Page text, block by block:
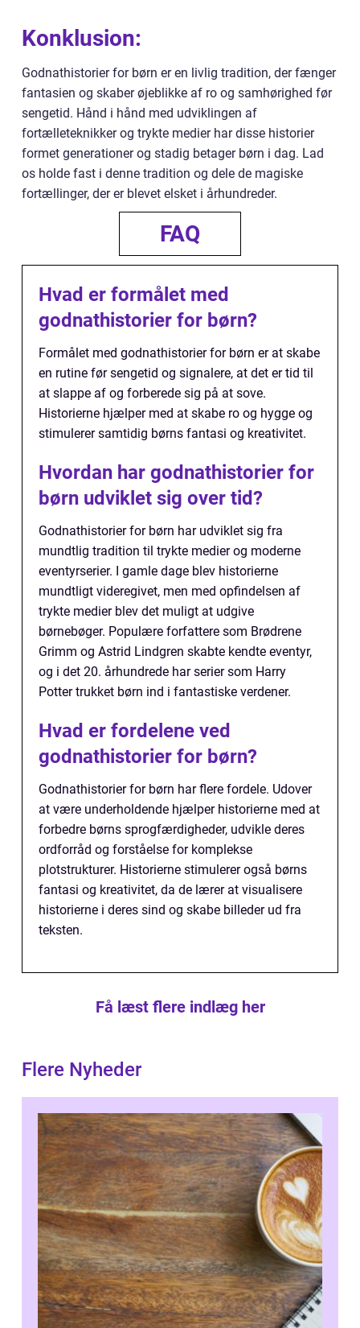
Konklusion:
Godnathistorier for børn er en livlig tradition, der fænger
fantasien og skaber øjeblikke af ro og samhørighed før
sengetid. Hånd i hånd med udviklingen af
fortælleteknikker og trykte medier har disse historier
formet generationer og stadig betager børn i dag. Lad
os holde fast i denne tradition og dele de magiske
fortællinger, der er blevet elsket i århundreder.
FAQ
Hvad er formålet med
godnathistorier for børn?
Formålet med godnathistorier for børn er at skabe
en rutine før sengetid og signalere, at det er tid til
at slappe af og forberede sig på at sove.
Historierne hjælper med at skabe ro og hygge og
stimulerer samtidig børns fantasi og kreativitet.
Hvordan har godnathistorier for
børn udviklet sig over tid?
Godnathistorier for børn har udviklet sig fra
mundtlig tradition til trykte medier og moderne
eventyrserier. I gamle dage blev historierne
mundtligt videregivet, men med opfindelsen af
trykte medier blev det muligt at udgive
børnebøger. Populære forfattere som Brødrene
Grimm og Astrid Lindgren skabte kendte eventyr,
og i det 20. århundrede har serier som Harry
Potter trukket børn ind i fantastiske verdener.
Hvad er fordelene ved
godnathistorier for børn?
Godnathistorier for børn har flere fordele. Udover
at være underholdende hjælper historierne med at
forbedre børns sprogfærdigheder, udvikle deres
ordforråd og forståelse for komplekse
plotstrukturer. Historierne stimulerer også børns
fantasi og kreativitet, da de lærer at visualisere
historierne i deres sind og skabe billeder ud fra
teksten.
Få læst flere indlæg her
Flere Nyheder